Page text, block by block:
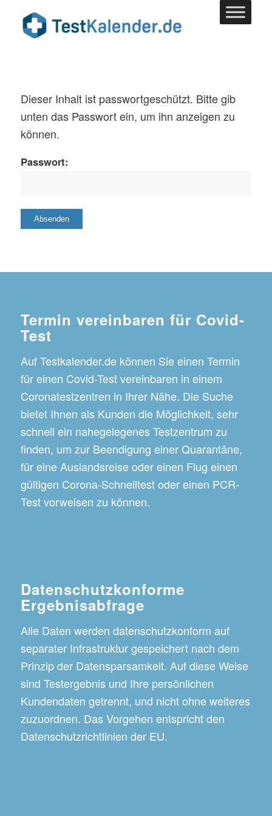
Dieser Inhalt ist passwortgeschützt. Bitte gib
unten das Passwort ein, um ihn anzeigen zu
können.
Passwort:
Termin vereinbaren für Covid-
Test
Auf Testkalender.de können Sie einen Termin
für einen Covid-Test vereinbaren in einem
Coronatestzentren in Ihrer Nähe. Die Suche
bietet Ihnen als Kunden die Möglichkeit, sehr
schnell ein nahegelegenes Testzentrum zu
finden, um zur Beendigung einer Quarantäne,
für eine Auslandsreise oder einen Flug einen
gültigen Corona-Schnelltest oder einen PCR-
Test vorweisen zu können.
Datenschutzkonforme
Ergebnisabfrage
Alle Daten werden datenschutzkonform auf
separater Infrastruktur gespeichert nach dem
Prinzip der Datensparsamkeit. Auf diese Weise
sind Testergebnis und Ihre persönlichen
Kundendaten getrennt, und nicht ohne weiteres
zuzuordnen. Das Vorgehen entspricht den
Datenschutzrichtlinien der EU.